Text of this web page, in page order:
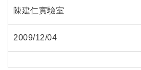
陳建仁實驗室
2009/12/04